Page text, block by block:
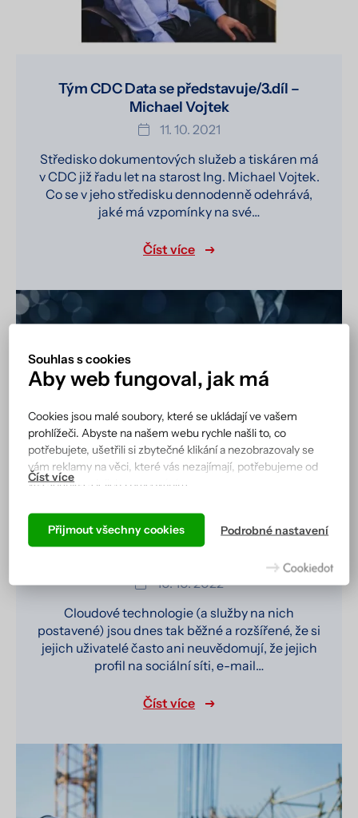
Tým CDC Data se představuje/3.díl –
Michael Vojtek
11. 10. 2021
Středisko dokumentových služeb a tiskáren má
v CDC již řadu let na starost Ing. Michael Vojtek.
Co se v jeho středisku dennodenně odehrává,
jaké má vzpomínky na své…
Číst více
Co může cloudové ERP přinést vaší
10. 10. 2022
Cloudové technologie (a služby na nich
postavené) jsou dnes tak běžné a rozšířené, že si
jejich uživatelé často ani neuvědomují, že jejich
profil na sociální síti, e-mail…
Číst více
Souhlas s cookies
Aby web fungoval, jak má
Cookies jsou malé soubory, které se ukládají ve vašem
prohlížeči. Abyste na našem webu rychle našli to, co
potřebujete, ušetřili si zbytečné klikání a nezobrazovaly se
vám reklamy na věci, které vás nezajímají, potřebujeme od
vás souhlas s jejich zpracováním.
Podle cookies vás náš web totiž pozná a zobrazí se vám tak,
jak jste zvyklí, a hlavně tak, aby všechno správně fungovalo.
Přijmout všechny cookies Podrobné nastavení